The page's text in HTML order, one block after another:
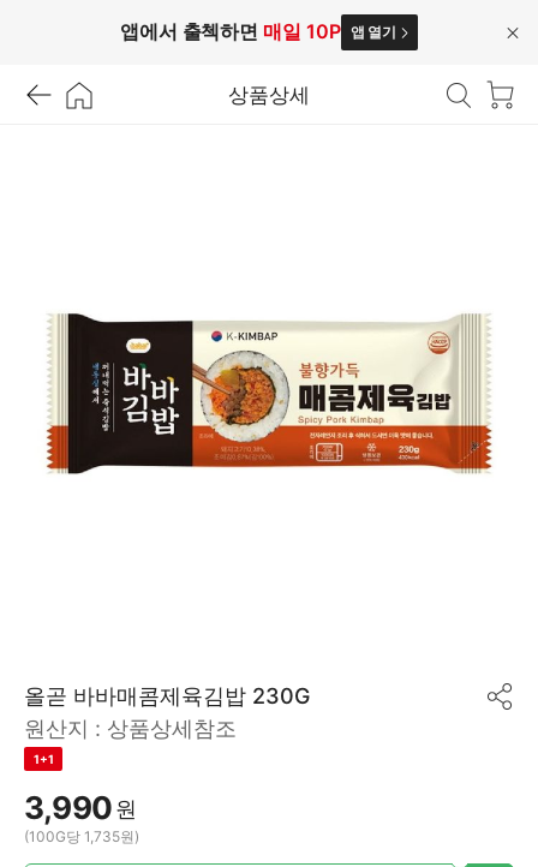
앱에서 출첵하면 매일 10P 앱 열기
닫
상품상세
올곧 바바매콤제육김밥 230G
원산지 : 상품상세참조
1+1
3,990원
(100G당 1,735원)
공